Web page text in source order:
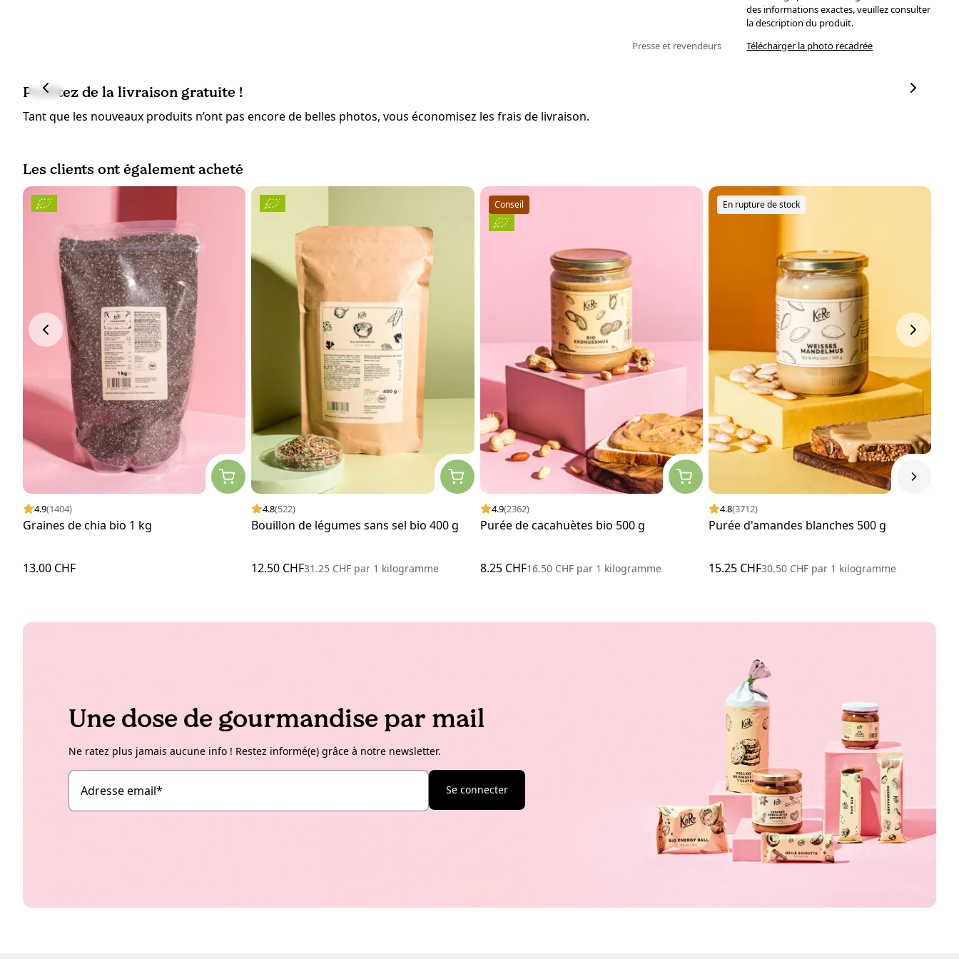
des informations exactes, veuillez consulter
la description du produit.
Presse et revendeurs
Télécharger la photo recadrée
Profitez de la livraison gratuite !
Tant que les nouveaux produits n’ont pas encore de belles photos, vous économisez les frais de livraison.
Les clients ont également acheté
4.9(1404)
Graines de chia bio 1 kg
13.00 CHF
4.8(522)
Bouillon de légumes sans sel bio 400 g
12.50 CHF31.25 CHF par 1 kilogramme
Conseil
4.9(2362)
Purée de cacahuètes bio 500 g
8.25 CHF16.50 CHF par1 kilogramme
En rupture de stock
4.8(3712)
Purée d'amandes blanches 500 g
15.25 CHF30.50 CHF par1 kilogramme
Une dose de gourmandise par mail
Ne ratez plus jamais aucune info ! Restez informé(e) grâce à notre newsletter.
Adresse email* Se connecter